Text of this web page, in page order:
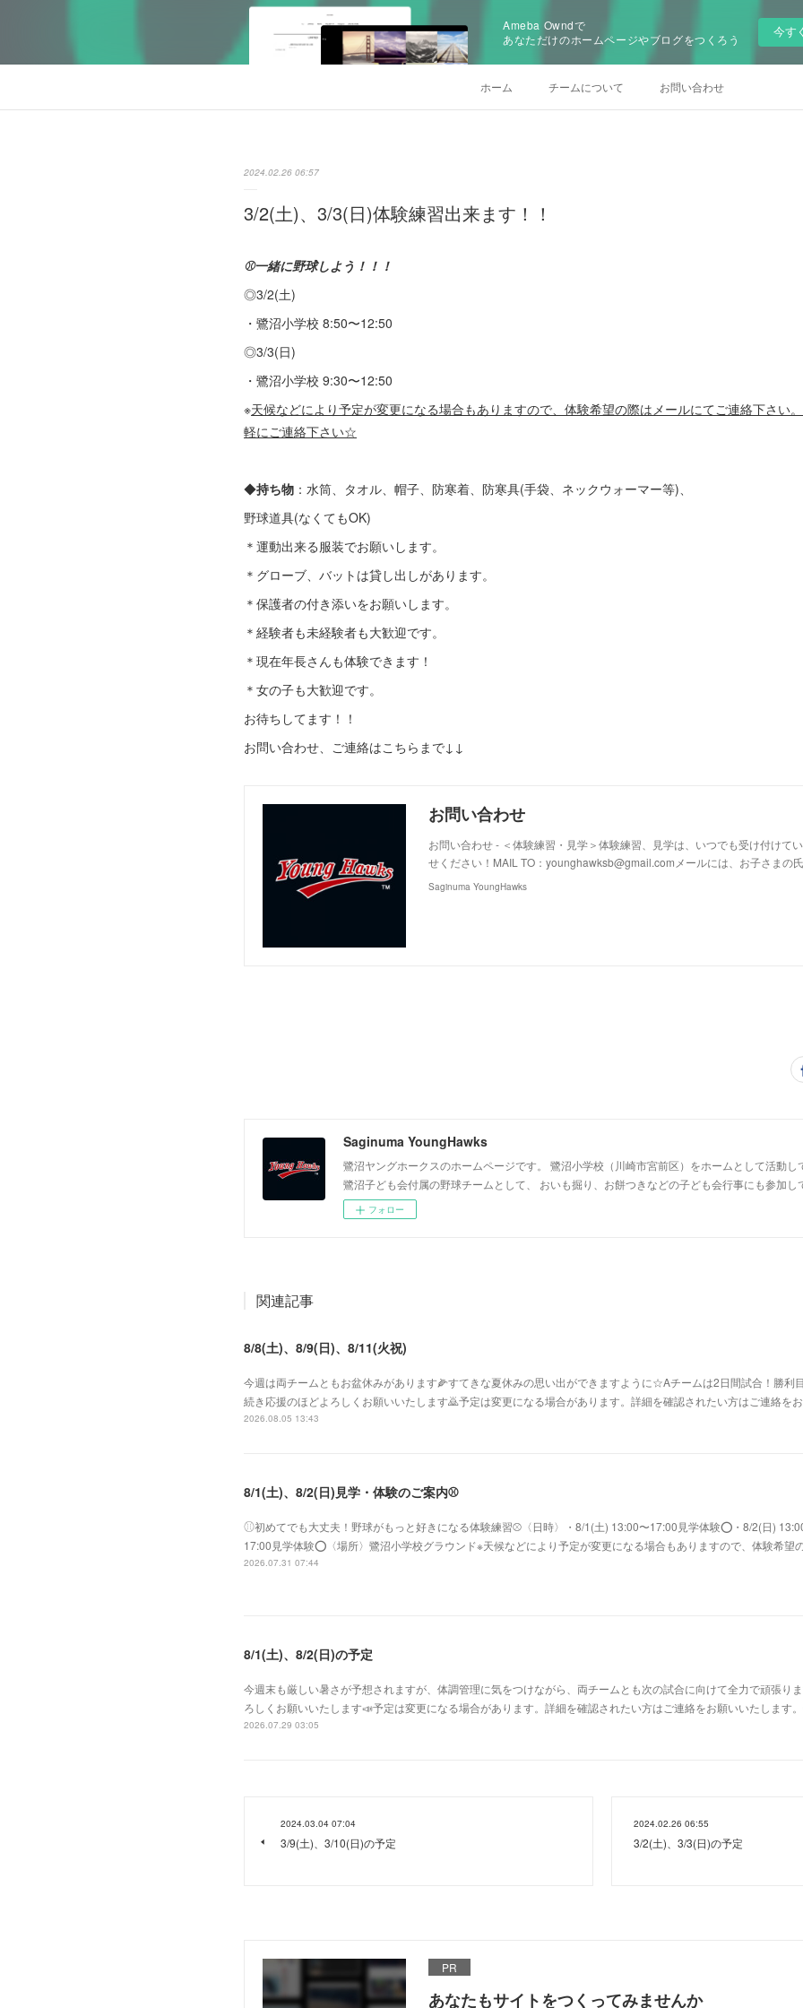
Ameba Owndで
あなただけのホームページやブログをつくろう
今す
ホーム チームについて お問い合わせ
2024.02.26 06:57
3/2(土)、3/3(日)体験練習出来ます！！
⚾一緒に野球しよう！！！
◎3/2(土)
・鷺沼小学校 8:50〜12:50
◎3/3(日)
・鷺沼小学校 9:30〜12:50
※天候などにより予定が変更になる場合もありますので、体験希望の際はメールにてご連絡下さい
軽にご連絡下さい☆
◆持ち物 ：水筒、タオル、帽子、防寒着、防寒具(手袋、ネックウォーマー等)、
野球道具(なくてもOK)
＊運動出来る服装でお願いします。
＊グローブ、バットは貸し出しがあります。
＊保護者の付き添いをお願いします。
＊経験者も未経験者も大歓迎です。
＊現在年長さんも体験できます！
＊女の子も大歓迎です。
お待ちしてます！！
お問い合わせ、ご連絡はこちらまで↓↓
お問い合わせ
お問い合わせ - ＜体験練習・見学＞体験練習、見学は、いつでも受け付けて
せください！MAIL TO：younghawksb@gmail.comメールには、お子さまの
Saginuma YoungHawks
Saginuma YoungHawks
鷺沼ヤングホークスのホームページです。 鷺沼小学校（川崎市宮前区）をホームとして活動し
鷺沼子ども会付属の野球チームとして、 おいも掘り、お餅つきなどの子ども会行事にも参加し
フォロー
関連記事
8/8(土)、8/9(日)、8/11(火祝)
今週は両チームともお盆休みがあります🌽すてきな夏休みの思い出ができますように☆Aチームは2日間試合！勝利
続き応援のほどよろしくお願いいたします🙇予定は変更になる場合があります。詳細を確認されたい方はご連絡を
2026.08.05 13:43
8/1(土)、8/2(日)見学・体験のご案内⚾️
⚾︎初めてでも大丈夫！野球がもっと好きになる体験練習⚾〈日時〉・8/1(土) 13:00〜17:00見学体験⭕️・8/2(日)
17:00見学体験⭕️〈場所〉鷺沼小学校グラウンド※天候などにより予定が変更になる場合もありますので、体験希望
2026.07.31 07:44
8/1(土)、8/2(日)の予定
今週末も厳しい暑さが予想されますが、体調管理に気をつけながら、両チームとも次の試合に向けて全力で頑張り
ろしくお願いいたします📣予定は変更になる場合があります。詳細を確認されたい方はご連絡をお願いいたします
2026.07.29 03:05
2024.03.04 07:04
3/9(土)、3/10(日)の予定
2024.02.26 06:55
3/2(土)、3/3(日)の予定
PR
あなたもサイトをつくってみませんか